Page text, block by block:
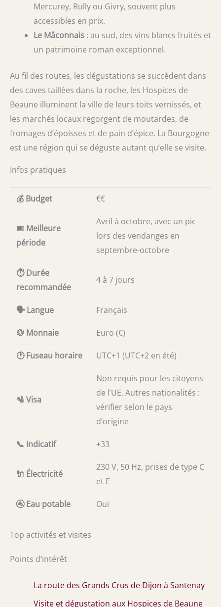
Mercurey, Rully ou Givry, souvent plus
accessibles en prix.
Le Mâconnais : au sud, des vins blancs fruités et
un patrimoine roman exceptionnel.
Au fil des routes, les dégustations se succèdent dans
des caves taillées dans la roche, les Hospices de
Beaune illuminent la ville de leurs toits vernissés, et
les marchés locaux regorgent de moutardes, de
fromages d’époisses et de pain d’épice. La Bourgogne
est une région qui se déguste autant qu’elle se visite.
Infos pratiques
💰 Budget €€
📅 Meilleure
période
Avril à octobre, avec un pic
lors des vendanges en
septembre-octobre
⏱️ Durée
recommandée
4 à 7 jours
🗣️ Langue Français
💱 Monnaie Euro (€)
🕐 Fuseau horaire UTC+1 (UTC+2 en été)
🛂 Visa
Non requis pour les citoyens
de l’UE. Autres nationalités :
vérifier selon le pays
d’origine
📞 Indicatif +33
🔌 Électricité
230 V, 50 Hz, prises de type C
et E
🚰 Eau potable Oui
Top activités et visites
Points d’intérêt
La route des Grands Crus de Dijon à Santenay
Visite et dégustation aux Hospices de Beaune